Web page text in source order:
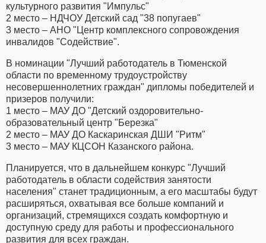
культурного развития "Импульс"
2 место – НДЧОУ Детский сад "38 попугаев"
3 место – АНО "Центр комплексного сопровождения
инвалидов "Содействие".
В номинации "Лучший работодатель в Тюменской
области по временному трудоустройству
несовершеннолетних граждан" дипломы победителей и
призеров получили:
1 место – МАУ ДО "Детский оздоровительно-
образовательный центр "Березка"
2 место – МАУ ДО Каскаринская ДШИ "Ритм"
3 место – МАУ КЦСОН Казанского района.
Планируется, что в дальнейшем конкурс "Лучший
работодатель в области содействия занятости
населения" станет традиционным, а его масштабы будут
расширяться, охватывая все больше компаний и
организаций, стремящихся создать комфортную и
доступную среду для работы и профессионального
развития для всех граждан.